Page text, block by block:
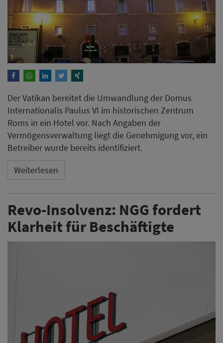
Der Vatikan bereitet die Umwandlung der Domus
Internationalis Paulus VI im historischen Zentrum
Roms in ein Hotel vor. Nach Angaben der
Vermögensverwaltung liegt die Genehmigung vor, ein
Betreiber wurde bereits identifiziert.
Weiterlesen
Revo-Insolvenz: NGG fordert
Klarheit für Beschäftigte